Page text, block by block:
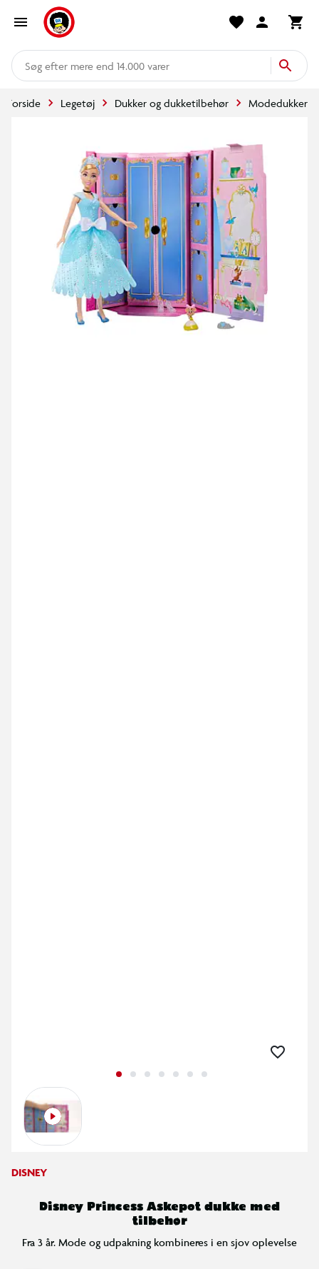
mere end 14.000 varer
Forside Legetøj Dukker og dukketilbehør Modedukker
DISNEY
Disney Princess Askepot dukke med
tilbehør
Fra 3 år. Mode og udpakning kombineres i en sjov oplevelse